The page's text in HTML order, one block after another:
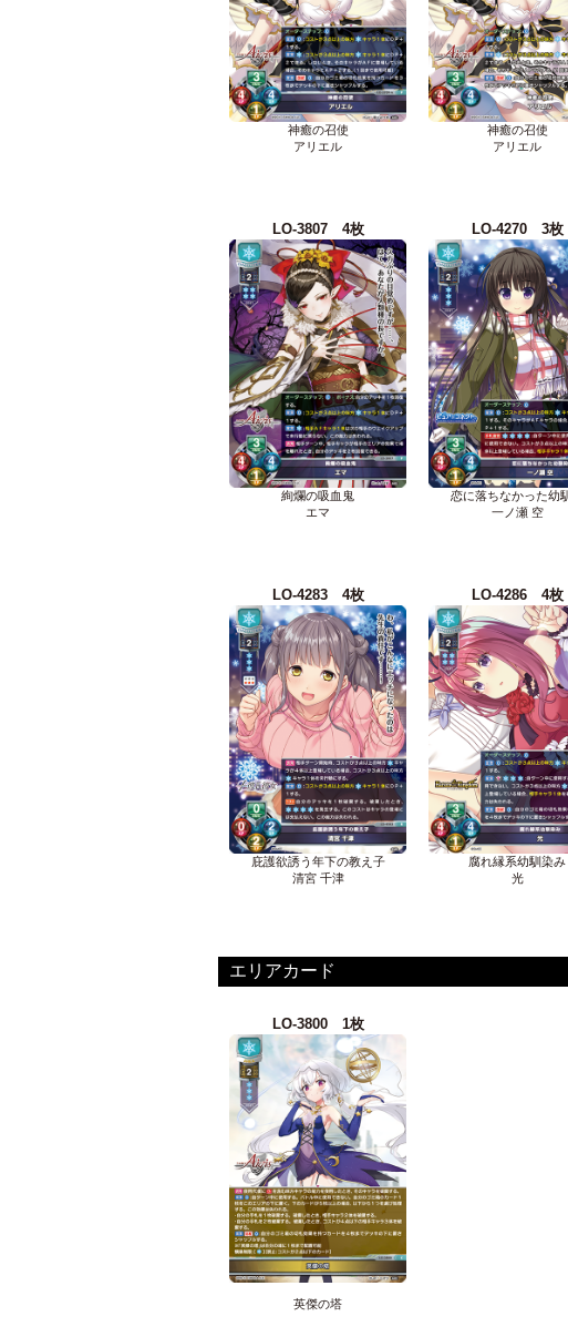
神癒の召使
アリエル
神癒の召使
アリエル
LO-3807 4枚
絢爛の吸血鬼
エマ
LO-4270 3枚
恋に落ちなかった幼
一ノ瀬 空
LO-4283 4枚
庇護欲誘う年下の教え子
清宮 千津
LO-4286 4枚
腐れ縁系幼馴染み
光
エリアカード
LO-3800 1枚
英傑の塔